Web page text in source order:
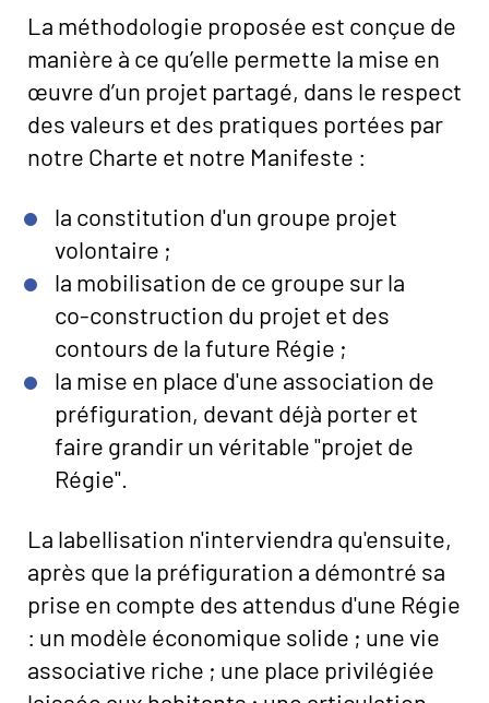
La méthodologie proposée est conçue de
manière à ce qu’elle permette la mise en
œuvre d’un projet partagé, dans le respect
des valeurs et des pratiques portées par
notre Charte et notre Manifeste :
la constitution d'un groupe projet
volontaire ;
la mobilisation de ce groupe sur la
co-construction du projet et des
contours de la future Régie ;
la mise en place d'une association de
préfiguration, devant déjà porter et
faire grandir un véritable "projet de
Régie".
La labellisation n'interviendra qu'ensuite,
après que la préfiguration a démontré sa
prise en compte des attendus d'une Régie
: un modèle économique solide ; une vie
associative riche ; une place privilégiée